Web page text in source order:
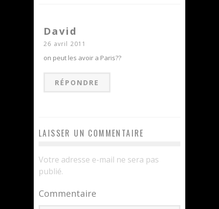
David
26 avril 2011
on peut les avoir a Paris??
RÉPONDRE
LAISSER UN COMMENTAIRE
Votre adresse e-mail ne sera pas
publié.
Commentaire